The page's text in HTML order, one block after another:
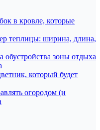
в кровле, которые
теплицы: ширина, длина,
зоны отдыха
который будет
огородом (и